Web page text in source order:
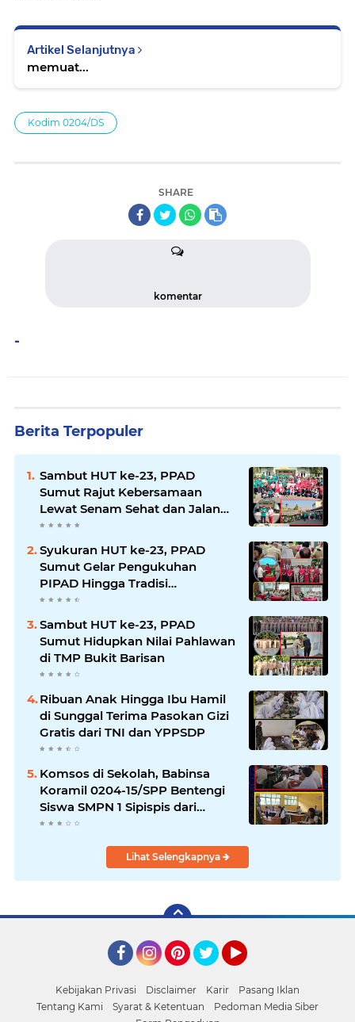
Artikel Selanjutnya
memuat...
Kodim 0204/DS
SHARE
komentar
-
Berita Terpopuler
Sambut HUT ke-23, PPAD
Sumut Rajut Kebersamaan
Lewat Senam Sehat dan Jalan
Santai di Mako Bekangdam I/BB
Syukuran HUT ke-23, PPAD
Sumut Gelar Pengukuhan
PIPAD Hingga Tradisi
Kekeluargaan
Sambut HUT ke-23, PPAD
Sumut Hidupkan Nilai Pahlawan
di TMP Bukit Barisan
Ribuan Anak Hingga Ibu Hamil
di Sunggal Terima Pasokan Gizi
Gratis dari TNI dan YPPSDP
Komsos di Sekolah, Babinsa
Koramil 0204-15/SPP Bentengi
Siswa SMPN 1 Sipispis dari
Bahaya Narkotika
Lihat Selengkapnya
Kebijakan Privasi Disclaimer Karir
Pasang Iklan
Tentang Kami
Syarat & Ketentuan
Pedoman Media Siber